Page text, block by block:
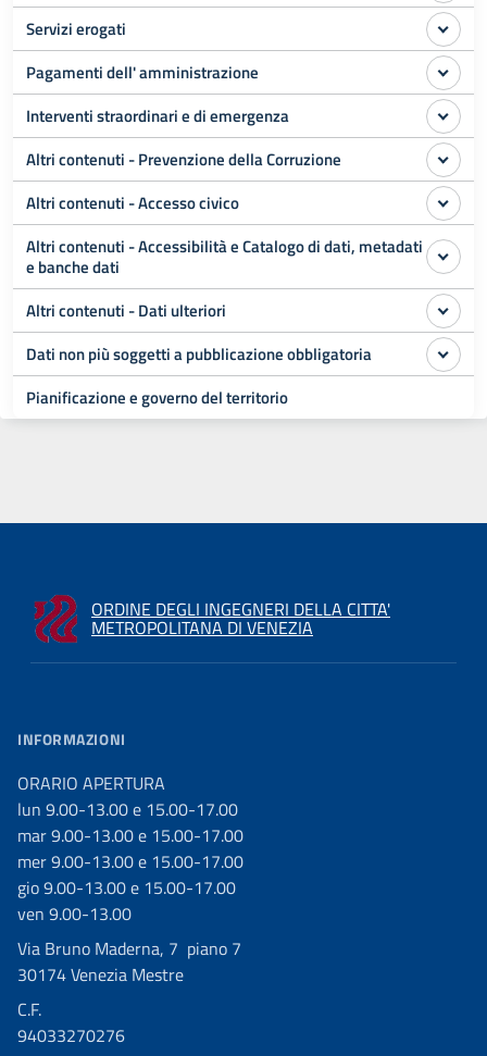
Servizi erogati
Pagamenti dell' amministrazione
Interventi straordinari e di emergenza
Altri contenuti - Prevenzione della Corruzione
Altri contenuti - Accesso civico
Altri contenuti - Accessibilità e Catalogo di dati, metadati
e banche dati
Altri contenuti - Dati ulteriori
Dati non più soggetti a pubblicazione obbligatoria
Pianificazione e governo del territorio
ORDINE DEGLI INGEGNERI DELLA CITTA'
METROPOLITANA DI VENEZIA
INFORMAZIONI
ORARIO APERTURA
lun 9.00-13.00 e 15.00-17.00
mar 9.00-13.00 e 15.00-17.00
mer 9.00-13.00 e 15.00-17.00
gio 9.00-13.00 e 15.00-17.00
ven 9.00-13.00
Via Bruno Maderna, 7 piano 7
30174 Venezia Mestre
C.F.
94033270276